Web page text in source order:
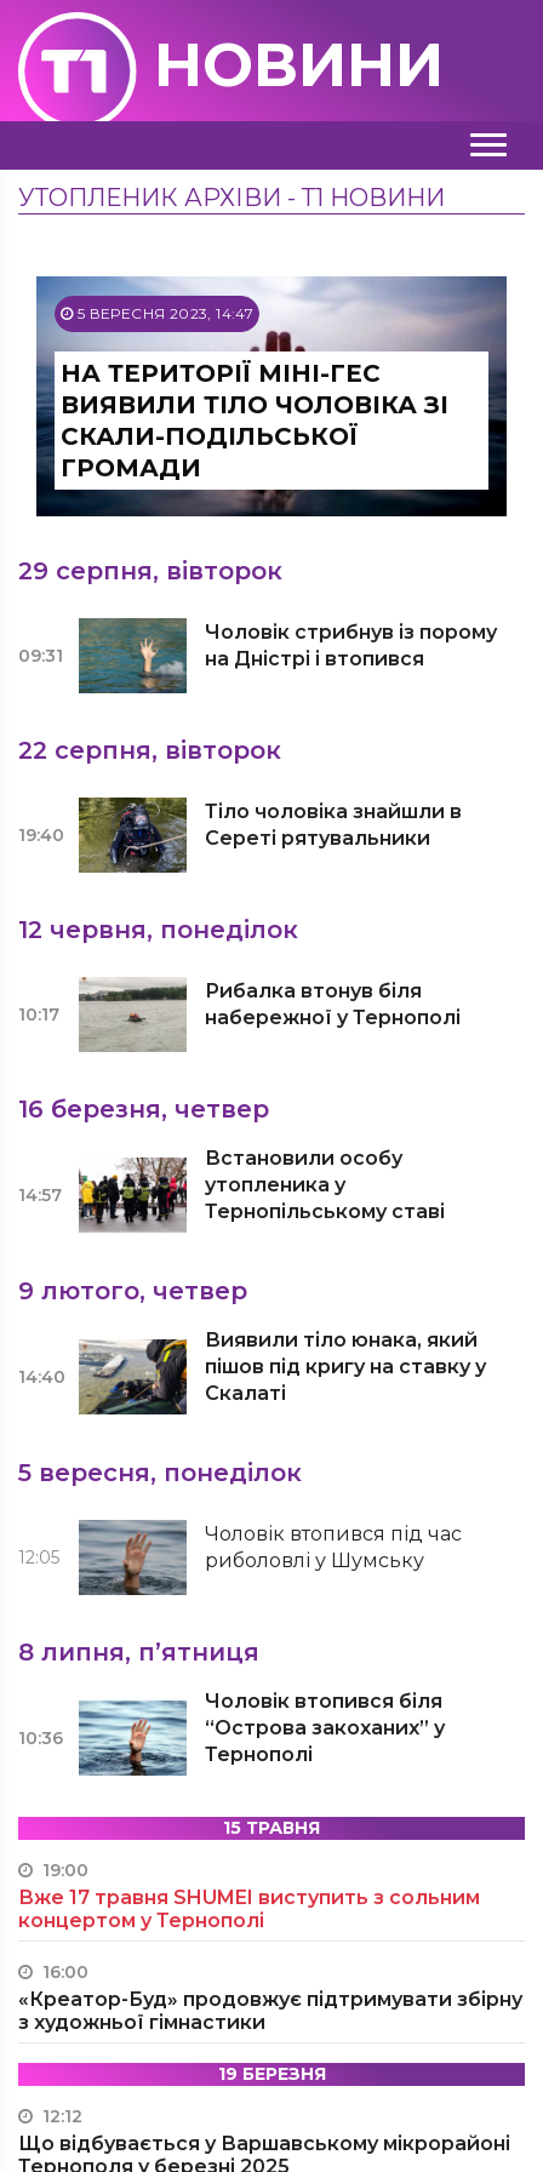
НОВИНИ
УТОПЛЕНИК АРХІВИ - Т1 НОВИНИ
5 ВЕРЕСНЯ 2023, 14:47
НА ТЕРИТОРІЇ МІНІ-ГЕС
ВИЯВИЛИ ТІЛО ЧОЛОВІКА ЗІ
СКАЛИ-ПОДІЛЬСЬКОЇ
ГРОМАДИ
29 серпня, вівторок
09:31
Чоловік стрибнув із порому
на Дністрі і втопився
22 серпня, вівторок
19:40
Тіло чоловіка знайшли в
Сереті рятувальники
12 червня, понеділок
10:17
Рибалка втонув біля
набережної у Тернополі
16 березня, четвер
14:57
Встановили особу
утопленика у
Тернопільському ставі
9 лютого, четвер
14:40
Виявили тіло юнака, який
пішов під кригу на ставку у
Скалаті
5 вересня, понеділок
12:05
Чоловік втопився під час
риболовлі у Шумську
8 липня, п’ятниця
10:36
Чоловік втопився біля
“Острова закоханих” у
Тернополі
15 ТРАВНЯ
19:00
Вже 17 травня SHUMEI виступить з сольним
концертом у Тернополі
16:00
«Креатор-Буд» продовжує підтримувати збірну
з художньої гімнастики
19 БЕРЕЗНЯ
12:12
Що відбувається у Варшавському мікрорайоні
Тернополя у березні 2025